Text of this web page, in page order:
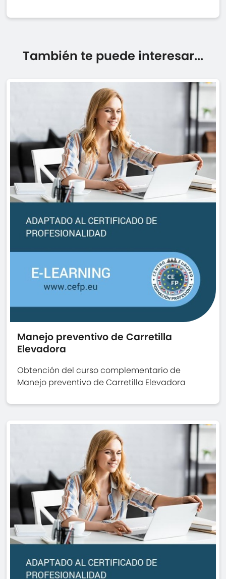
También te puede interesar...
Manejo preventivo de Carretilla
Elevadora
Obtención del curso complementario de
Manejo preventivo de Carretilla Elevadora